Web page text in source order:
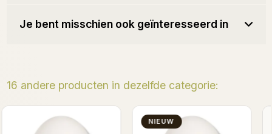
Je bent misschien ook geïnteresseerd in
16 andere producten in dezelfde categorie:
NIEUW
Mango Sticky Rice - Hand
& Body Cream 60 ml